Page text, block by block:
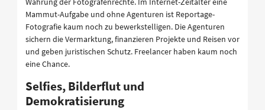
Mammut-Aufgabe und ohne Agenturen ist Reportage-
Fotografie kaum noch zu bewerkstelligen. Die Agenturen
sichern die Vermarktung, finanzieren Projekte und Reisen vor
und geben juristischen Schutz. Freelancer haben kaum noch
eine Chance.
Selfies, Bilderflut und
Demokratisierung